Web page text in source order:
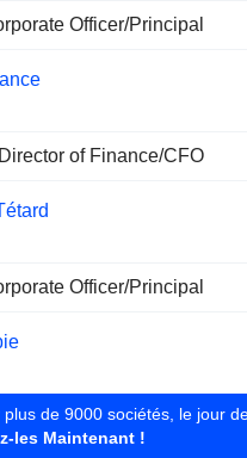
Officer/Principal
Director of Finance/CFO
Officer/Principal
Contact
de 9000 sociétés, le jour
les Maintenant !